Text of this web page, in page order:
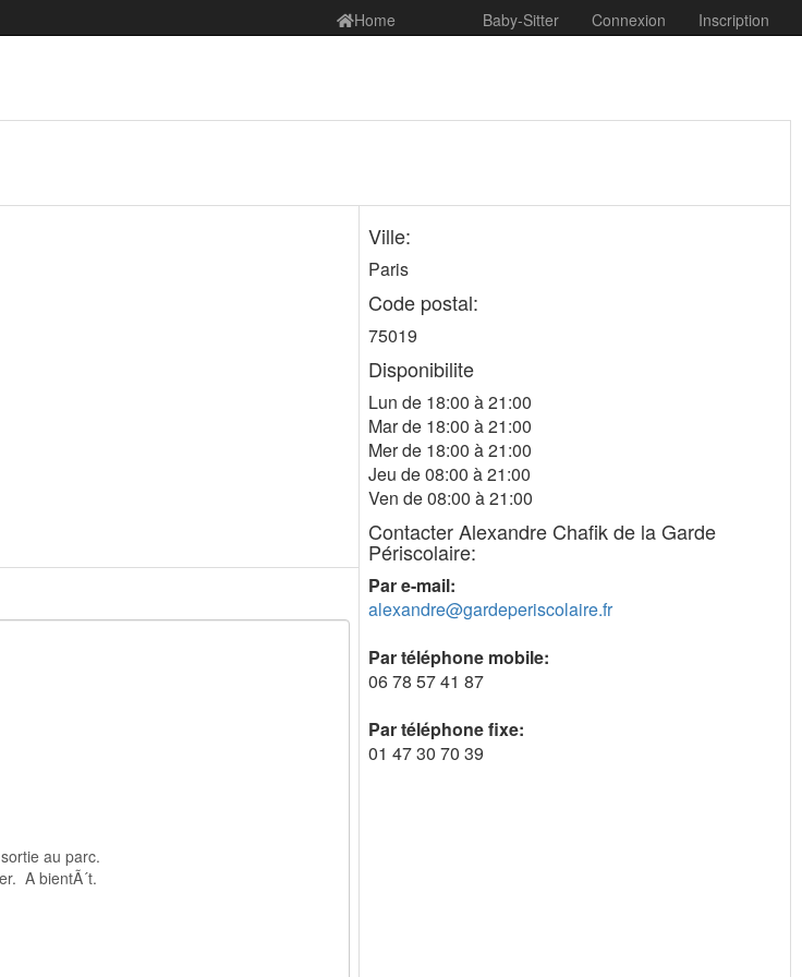
Home Baby-Sitter Connexion Inscription
Ville:
Paris
Code postal:
75019
Disponibilite
Lun de 18:00 à 21:00
Mar de 18:00 à 21:00
Mer de 18:00 à 21:00
Jeu de 08:00 à 21:00
Ven de 08:00 à 21:00
Contacter Alexandre Chafik de la Garde
Périscolaire:
Par e-mail:
alexandre@gardeperiscolaire.fr
Par téléphone mobile:
06 78 57 41 87
Par téléphone fixe:
01 47 30 70 39